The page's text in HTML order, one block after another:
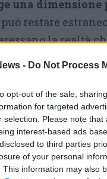
- Do Not Process
opt-out of the sale,
for targeted
selection. Please note
interest-based ads
to third parties
of your personal
This information may also
una dimensione
restare
la realtà
un buon
affermazione
di decifrare
la pace
non
è segnata